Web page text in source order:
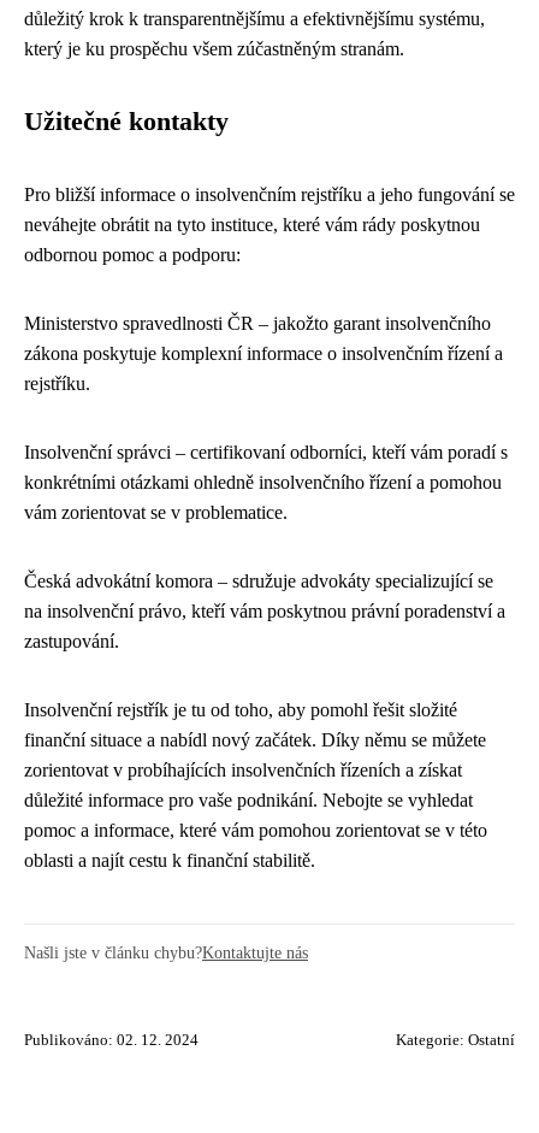
důležitý krok k transparentnějšímu a efektivnějšímu systému,
který je ku prospěchu všem zúčastněným stranám.
Užitečné kontakty
Pro bližší informace o insolvenčním rejstříku a jeho fungování se
neváhejte obrátit na tyto instituce, které vám rády poskytnou
odbornou pomoc a podporu:
Ministerstvo spravedlnosti ČR – jakožto garant insolvenčního
zákona poskytuje komplexní informace o insolvenčním řízení a
rejstříku.
Insolvenční správci – certifikovaní odborníci, kteří vám poradí s
konkrétními otázkami ohledně insolvenčního řízení a pomohou
vám zorientovat se v problematice.
Česká advokátní komora – sdružuje advokáty specializující se
na insolvenční právo, kteří vám poskytnou právní poradenství a
zastupování.
Insolvenční rejstřík je tu od toho, aby pomohl řešit složité
finanční situace a nabídl nový začátek. Díky němu se můžete
zorientovat v probíhajících insolvenčních řízeních a získat
důležité informace pro vaše podnikání. Nebojte se vyhledat
pomoc a informace, které vám pomohou zorientovat se v této
oblasti a najít cestu k finanční stabilitě.
Našli jste v článku chybu?Kontaktujte nás
Publikováno: 02. 12. 2024 Kategorie: Ostatní